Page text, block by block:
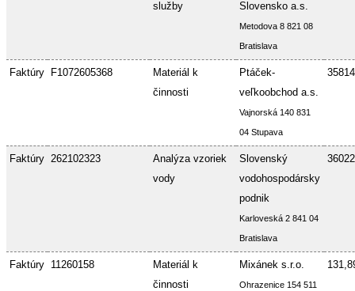
služby
Slovensko a.s.
Metodova 8 821 08
Bratislava
Faktúry F1072605368
Materiál k
činnosti
Ptáček-
veľkoobchod a.s.
Vajnorská 140 831
04 Stupava
Faktúry 262102323
Analýza vzoriek
vody
Slovenský
vodohospodársky
podnik
Karloveská 2 841 04
Bratislava
Faktúry 11260158
Materiál k
činnosti
Mixánek s.r.o.
Ohrazenice 154 511